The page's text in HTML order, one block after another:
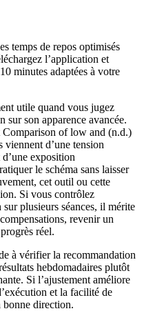
temps de repos optimisés
l’application et
minutes adaptées à votre
utile quand vous jugez
sur son apparence avancée.
of low and (n.d.)
viennent d’une tension
exposition
le schéma sans laisser
cet outil ou cette
Si vous contrôlez
plusieurs séances, il mérite
revenir un
réel.
à vérifier la recommandation
hebdomadaires plutôt
Si l’ajustement améliore
et la facilité de
bonne direction.